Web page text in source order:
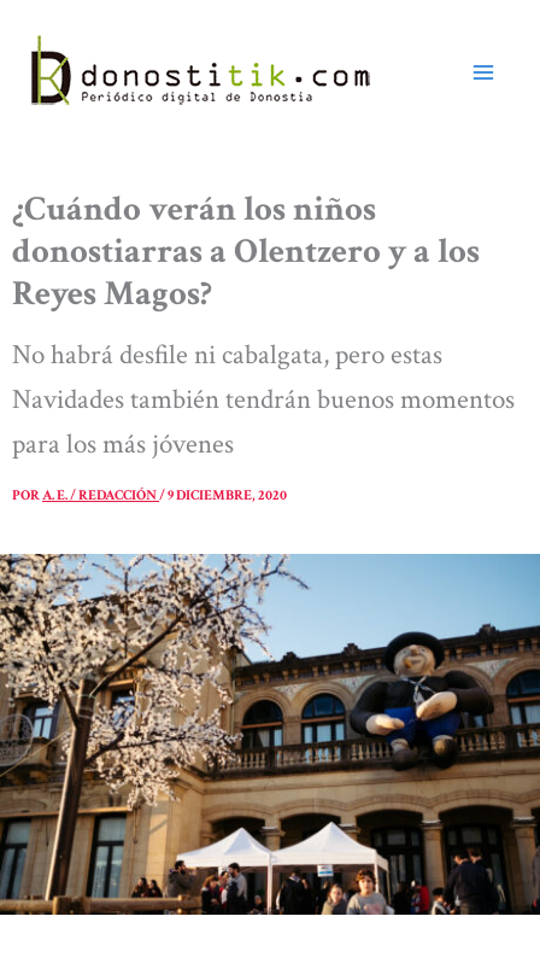
contenido
¿Cuándo verán los niños
donostiarras a Olentzero y a los
Reyes Magos?
No habrá desfile ni cabalgata, pero estas
Navidades también tendrán buenos momentos
para los más jóvenes
PORA. E. / REDACCIÓN/9 DICIEMBRE, 2020